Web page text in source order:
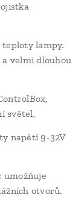
lampy.
velmi dlouhou
světel,
napětí 9-32V
umožňuje
otvorů.